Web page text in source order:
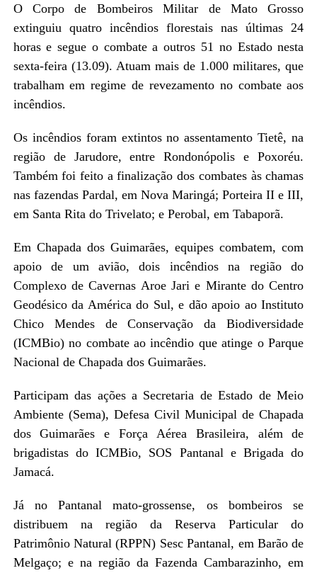
O Corpo de Bombeiros Militar de Mato Grosso
extinguiu quatro incêndios florestais nas últimas 24
horas e segue o combate a outros 51 no Estado nesta
sexta-feira (13.09). Atuam mais de 1.000 militares, que
trabalham em regime de revezamento no combate aos
incêndios.
Os incêndios foram extintos no assentamento Tietê, na
região de Jarudore, entre Rondonópolis e Poxoréu.
Também foi feito a finalização dos combates às chamas
nas fazendas Pardal, em Nova Maringá; Porteira II e III,
em Santa Rita do Trivelato; e Perobal, em Tabaporã.
Em Chapada dos Guimarães, equipes combatem, com
apoio de um avião, dois incêndios na região do
Complexo de Cavernas Aroe Jari e Mirante do Centro
Geodésico da América do Sul, e dão apoio ao Instituto
Chico Mendes de Conservação da Biodiversidade
(ICMBio) no combate ao incêndio que atinge o Parque
Nacional de Chapada dos Guimarães.
Participam das ações a Secretaria de Estado de Meio
Ambiente (Sema), Defesa Civil Municipal de Chapada
dos Guimarães e Força Aérea Brasileira, além de
brigadistas do ICMBio, SOS Pantanal e Brigada do
Jamacá.
Já no Pantanal mato-grossense, os bombeiros se
distribuem na região da Reserva Particular do
Patrimônio Natural (RPPN) Sesc Pantanal, em Barão de
Melgaço; e na região da Fazenda Cambarazinho, em